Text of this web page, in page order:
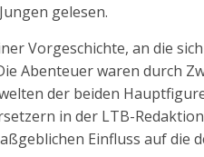
gelesen.
Vorgeschichte, an die
Abenteuer waren durch
der beiden
in der LTB-
Einfluss auf die